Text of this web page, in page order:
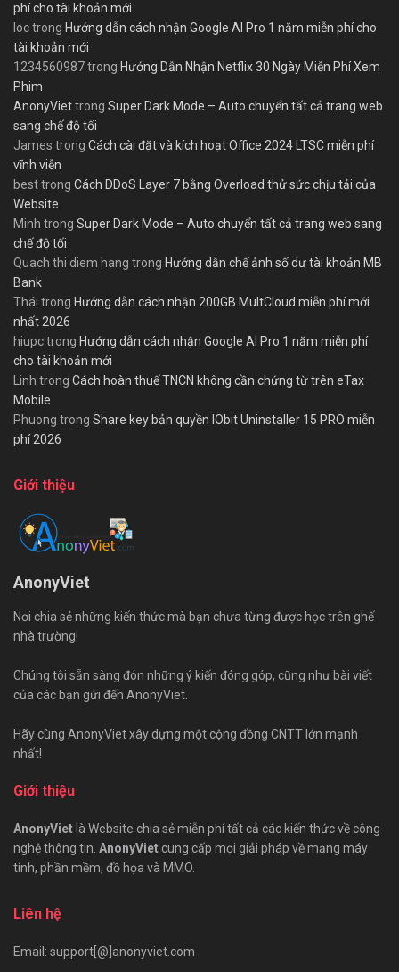
phí cho tài khoản mới
loctrong Hướng dẫn cách nhận Google AI Pro 1 năm miễn phí cho
tài khoản mới
1234560987trong Hướng Dẫn Nhận Netflix 30 Ngày Miễn Phí Xem
Phim
AnonyViettrong Super Dark Mode – Auto chuyển tất cả trang web
sang chế độ tối
James trong Cách cài đặt và kích hoạt Office 2024 LTSC miễn phí
vĩnh viễn
besttrong Cách DDoS Layer 7 bằng Overload thử sức chịu tải của
Website
Minh trong Super Dark Mode – Auto chuyển tất cả trang web sang
chế độ tối
Quach thi diem hang trong Hướng dẫn chế ảnh số dư tài khoản MB
Bank
Thái trong Hướng dẫn cách nhận 200GB MultCloud miễn phí mới
nhất 2026
hiupctrong Hướng dẫn cách nhận Google AI Pro 1 năm miễn phí
cho tài khoản mới
Linh trong Cách hoàn thuế TNCN không cần chứng từ trên eTax
Mobile
Phuong trong Share key bản quyền IObit Uninstaller 15 PRO miễn
phí 2026
Giới thiệu
AnonyViet
Nơi chia sẻ những kiến thức mà bạn chưa từng được học trên ghế
nhà trường!
Chúng tôi sẵn sàng đón những ý kiến đóng góp, cũng như bài viết
của các bạn gửi đến AnonyViet.
Hãy cùng AnonyViet xây dựng một cộng đồng CNTT lớn mạnh
nhất!
Giới thiệu
AnonyViet là Website chia sẻ miễn phí tất cả các kiến thức về công
nghệ thông tin. AnonyViet cung cấp mọi giải pháp về mạng máy
tính, phần mềm, đồ họa và MMO.
Liên hệ
Email: support[@]anonyviet.com